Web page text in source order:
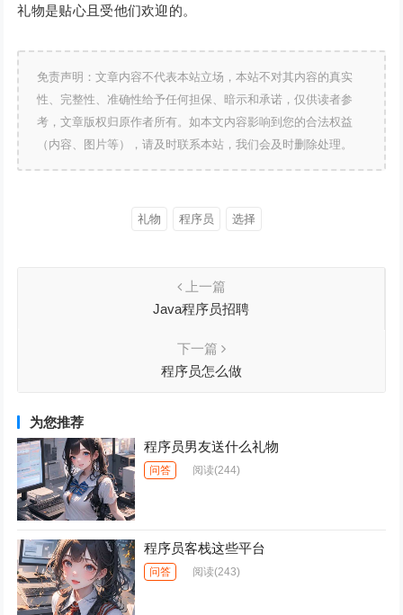
礼物是贴心且受他们欢迎的。
免责声明：文章内容不代表本站立场，本站不对其内容的真实
性、完整性、准确性给予任何担保、暗示和承诺，仅供读者参
考，文章版权归原作者所有。如本文内容影响到您的合法权益
（内容、图片等），请及时联系本站，我们会及时删除处理。
礼物 程序员 选择
上一篇
Java程序员招聘
下一篇
程序员怎么做
为您推荐
程序员男友送什么礼物
问答 阅读(244)
程序员客栈这些平台
问答 阅读(243)